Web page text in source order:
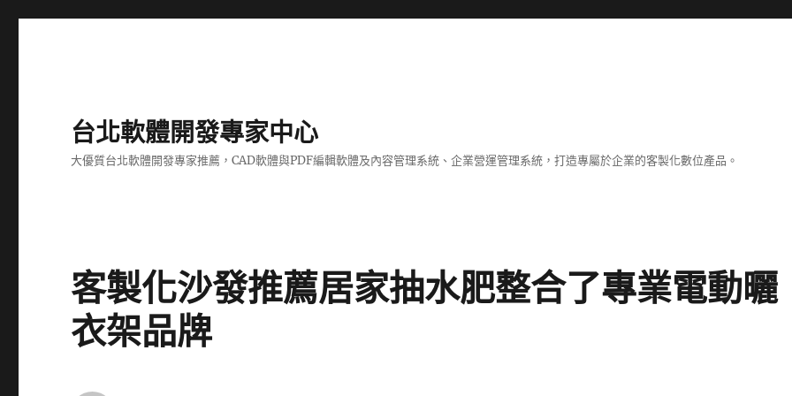
台北軟體開發專家中心
大優質台北軟體開發專家推薦，CAD軟體與PDF編輯軟體及內容管理系統、企業營運管理系統，打造專屬於企業的客製化數位產品。
客製化沙發推薦居家抽水肥整合了專業電動曬
衣架品牌